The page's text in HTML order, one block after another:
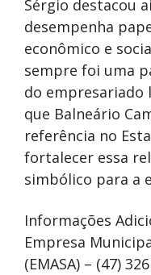
Sérgio destacou
desempenha
econômico e
sempre foi uma
do
que Balneário
referência no
fortalecer essa
simbólico para a
Informações
Empresa
(EMASA) – (47)